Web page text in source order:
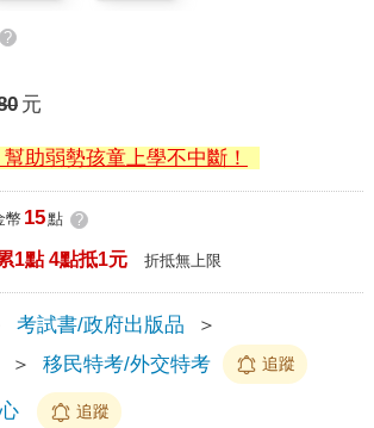
?
元
助弱勢孩童上學不中斷！
幣 15點 ?
1點 4點抵1元 折抵無上限
考試書/政府出版品
＞
＞ 移民特考/外交特考 追蹤
追蹤